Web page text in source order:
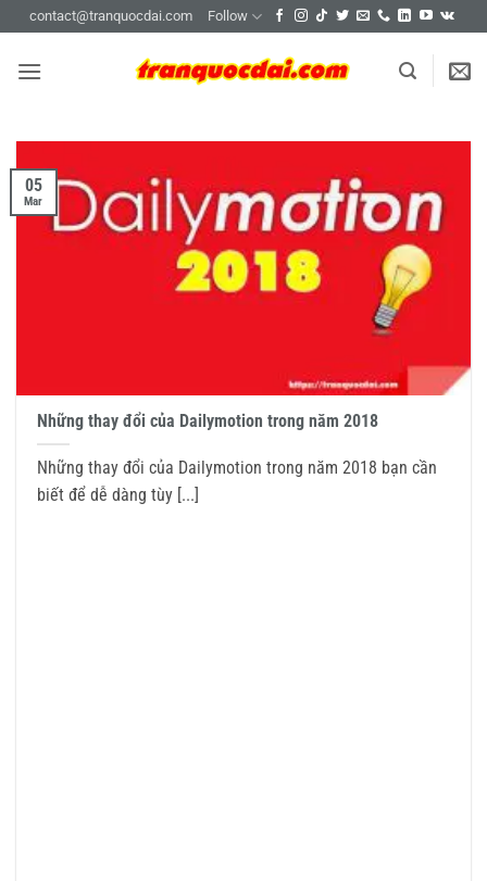
content
contact@tranquocdai.com Follow
Những thay đổi của Dailymotion trong năm 2018
Những thay đổi của Dailymotion trong năm 2018 bạn cần
biết để dễ dàng tùy [...]
05
Mar